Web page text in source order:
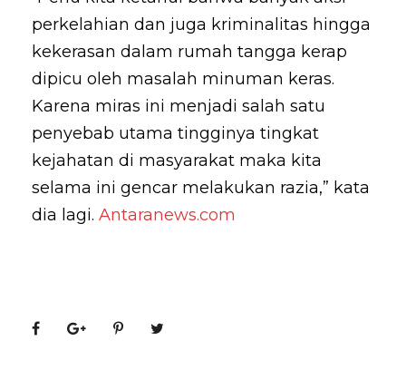
perkelahian dan juga kriminalitas hingga
kekerasan dalam rumah tangga kerap
dipicu oleh masalah minuman keras.
Karena miras ini menjadi salah satu
penyebab utama tingginya tingkat
kejahatan di masyarakat maka kita
selama ini gencar melakukan razia,” kata
dia lagi. Antaranews.com